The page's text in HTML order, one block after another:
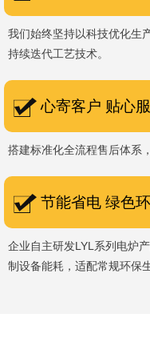
我们始终坚持以科技优化生
持续迭代工艺技术。
心寄客户 贴心
搭建标准化全流程售后体系
节能省电 绿色
企业自主研发LYL系列电炉
制设备能耗，适配常规环保